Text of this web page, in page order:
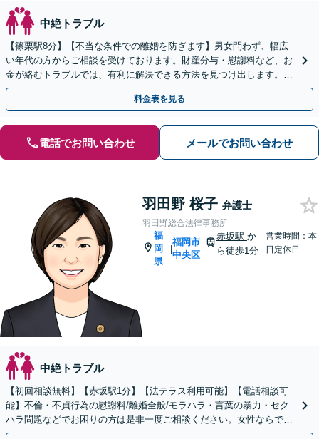
中絶トラブル
【篠栗駅8分】【不当な条件での離婚を防ぎます】男女問わず、幅広
い年代の方からご相談を受けております。財産分与・慰謝料など、お
金が絡むトラブルでは、有利に解決できる方法を見つけ出します。ま
ずはお気軽にご相談ください【完全個室】
料金表を見る
電話でお問い合わせ メールでお問い合わせ
羽田野 桜子 弁護士
羽田野総合法律事務所
福
岡
県
|
福岡市
中央区
赤坂駅 か
ら徒歩1分
営業時間：本
日定休日
中絶トラブル
【初回相談無料】【赤坂駅1分】【法テラス利用可能】【電話相談可
能】不倫・不貞行為の慰謝料/離婚全般/モラハラ・言葉の暴力・セク
ハラ問題などでお困りの方は是非一度ご相談ください。女性ならでは
の感性を活かしつつ、法的解決を計ります。